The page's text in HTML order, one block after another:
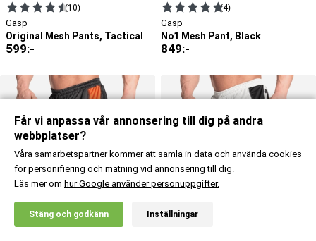
(10)
Gasp
599:-
(4)
Gasp
No1 Mesh Pant, Black
849:-
20% RABATT!
X
Får vi anpassa vår annonsering till dig på andra
webbplatser?
Våra samarbetspartner kommer att samla in data och använda cookies
för personifiering och mätning vid annonsering till dig.
Läs mer om hur Google använder personuppgifter.
Stäng och godkänn Inställningar